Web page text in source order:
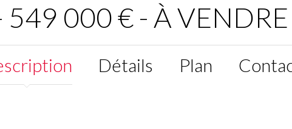
549 000 € - À VENDRE
Détails Plan